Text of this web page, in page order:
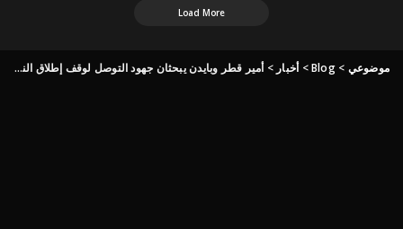
Load More
موضوعي >
Blog
>أخبار > أمير قطر وبايدن يبحثان جهود التوصل لوقف إطلاق النار بغزة | أخبار